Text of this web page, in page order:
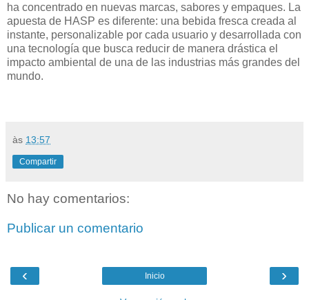
ha concentrado en nuevas marcas, sabores y empaques. La
apuesta de HASP es diferente: una bebida fresca creada al
instante, personalizable por cada usuario y desarrollada con
una tecnología que busca reducir de manera drástica el
impacto ambiental de una de las industrias más grandes del
mundo.
às 13:57
Compartir
No hay comentarios:
Publicar un comentario
‹ ›
Inicio